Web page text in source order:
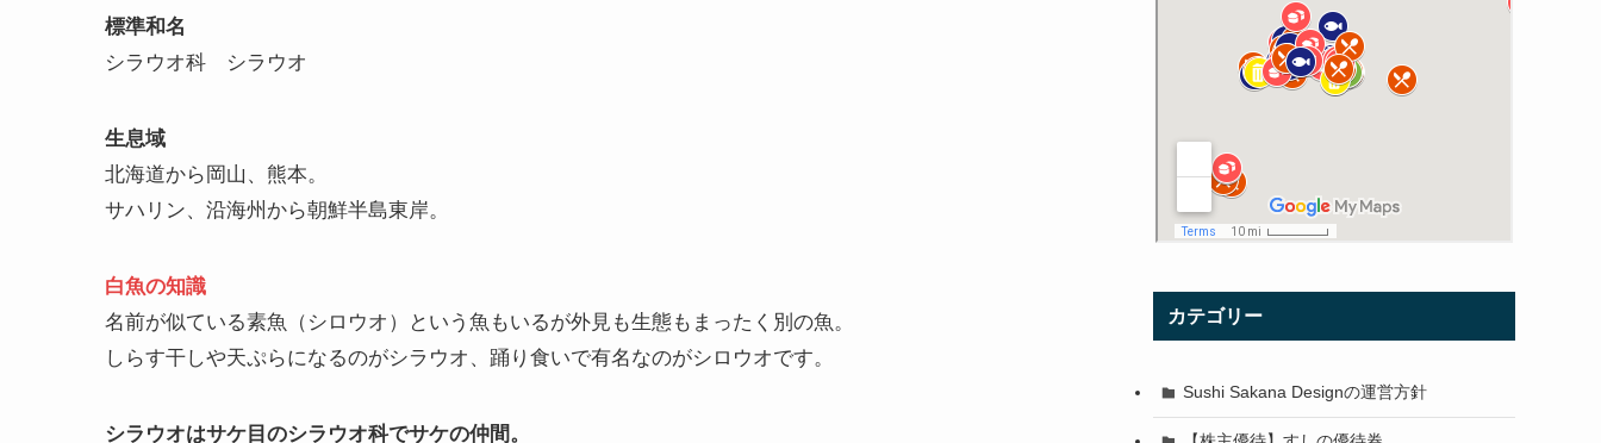
標準和名
シラウオ科 シラウオ
生息域
北海道から岡山、熊本。
サハリン、沿海州から朝鮮半島東岸。
白魚の知識
名前が似ている素魚（シロウオ）という魚もいるが外見も生態もまったく別の魚。
しらす干しや天ぷらになるのがシラウオ、踊り食いで有名なのがシロウオです。
シラウオはサケ目のシラウオ科でサケの仲間。
カテゴリー
Sushi Sakana Designの運営方針